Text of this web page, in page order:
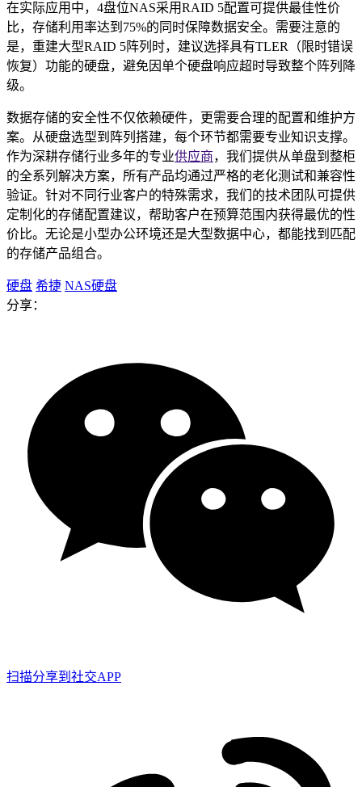
在实际应用中，4盘位NAS采用RAID 5配置可提供最佳性价
比，存储利用率达到75%的同时保障数据安全。需要注意的
是，重建大型RAID 5阵列时，建议选择具有TLER（限时错误
恢复）功能的硬盘，避免因单个硬盘响应超时导致整个阵列降
级。
数据存储的安全性不仅依赖硬件，更需要合理的配置和维护方
案。从硬盘选型到阵列搭建，每个环节都需要专业知识支撑。
作为深耕存储行业多年的专业供应商，我们提供从单盘到整柜
的全系列解决方案，所有产品均通过严格的老化测试和兼容性
验证。针对不同行业客户的特殊需求，我们的技术团队可提供
定制化的存储配置建议，帮助客户在预算范围内获得最优的性
价比。无论是小型办公环境还是大型数据中心，都能找到匹配
的存储产品组合。
硬盘 希捷 NAS硬盘
分享：
扫描分享到社交APP